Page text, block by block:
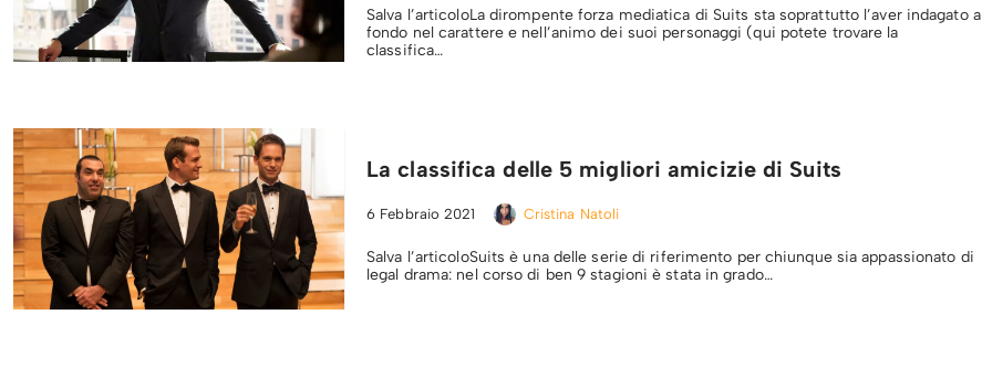
Salva l’articoloLa dirompente forza mediatica di Suits sta soprattutto l’aver indagato a
fondo nel carattere e nell’animo dei suoi personaggi (qui potete trovare la
classifica…
La classifica delle 5 migliori amicizie di Suits
6 Febbraio 2021 Cristina Natoli
Salva l’articoloSuits è una delle serie di riferimento per chiunque sia appassionato di
legal drama: nel corso di ben 9 stagioni è stata in grado…